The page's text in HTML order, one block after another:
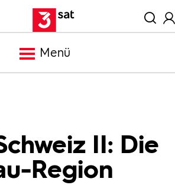
Menü
Mediathek
II: Die
Region